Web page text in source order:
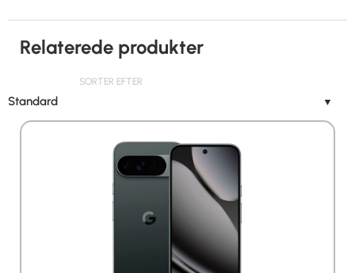
Relaterede produkter
SORTER EFTER
Standard ▼